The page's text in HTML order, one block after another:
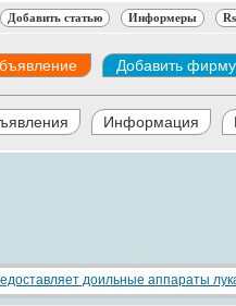
Добавить статью Информеры
Добавить фирму
Информация